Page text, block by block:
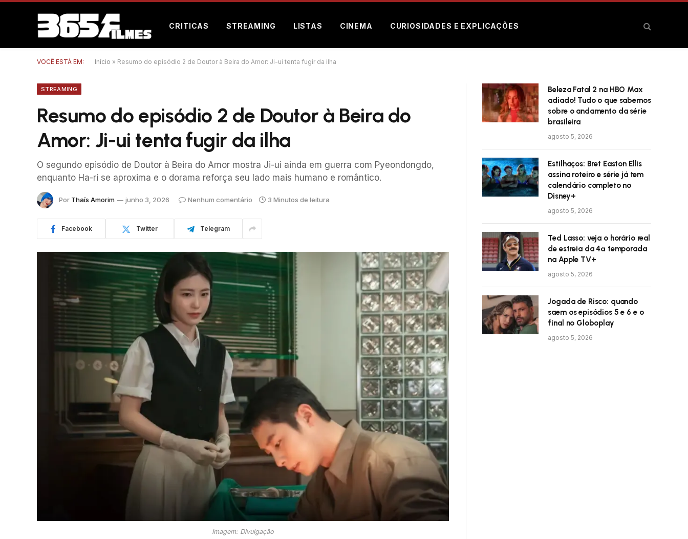
CRITICAS STREAMING LISTAS CINEMA CURIOSIDADES E EXPLICAÇÕES
VOCÊ ESTÁ EM: Início » Resumo do episódio 2 de Doutor à Beira do Amor: Ji-ui tenta fugir da ilha
STREAMING
Resumo do episódio 2 de Doutor à Beira do
Amor: Ji-ui tenta fugir da ilha
O segundo episódio de Doutor à Beira do Amor mostra Ji-ui ainda em guerra com Pyeondongdo,
enquanto Ha-ri se aproxima e o dorama reforça seu lado mais humano e romântico.
Por Thaís Amorim junho 3, 2026 Nenhum comentário 3 Minutos de leitura
Facebook Twitter Telegram
Imagem: Divulgação
Beleza Fatal 2 na HBO Max
adiado! Tudo o que sabemos
sobre o andamento da série
brasileira
agosto 5, 2026
Estilhaços: Bret Easton Ellis
assina roteiro e série já tem
calendário completo no
Disney+
agosto 5, 2026
Ted Lasso: veja o horário real
de estreia da 4ª temporada
na Apple TV+
agosto 5, 2026
Jogada de Risco: quando
saem os episódios 5 e 6 e o
final no Globoplay
agosto 5, 2026